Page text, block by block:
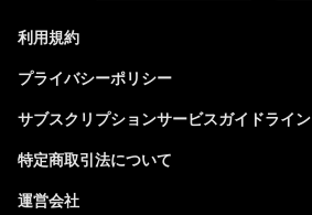
利用規約
プライバシーポリシー
サブスクリプションサービスガイドライン
特定商取引法について
運営会社